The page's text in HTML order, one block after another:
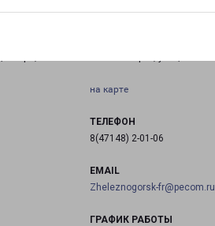
Мира,
на карте
ТЕЛЕФОН
8(47148) 2-01-06
EMAIL
Zheleznogorsk-fr@pecom.ru
ГРАФИК РАБОТЫ